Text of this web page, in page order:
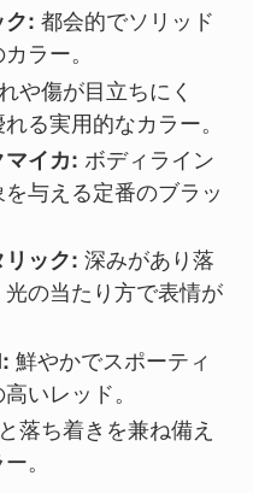
ク: 都会的でソリッド
ラー。
や傷が目立ちにく
る実用的なカラー。
イカ: ボディライン
与える定番のブラッ
ック: 深みがあり落
の当たり方で表情が
鮮やかでスポーティ
いレッド。
落ち着きを兼ね備え
。